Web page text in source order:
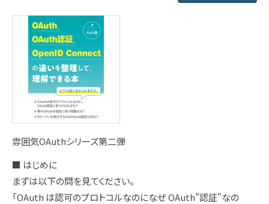
雰囲気OAuthシリーズ第二弾
■ はじめに
まずは以下の問を見てください。
「OAuth は認可のプロトコルなのになぜ OAuth"認証"なの